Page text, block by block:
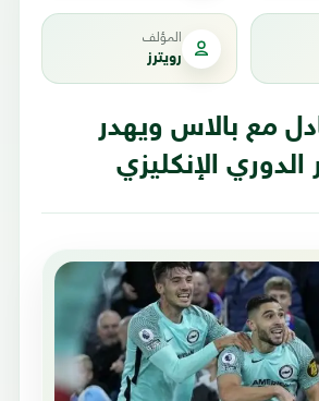
المؤلف
رويترز
مع بالاس ويهدر
الإنكليزي